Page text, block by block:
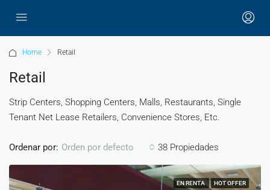
Home Retail
Retail
Strip Centers, Shopping Centers, Malls, Restaurants, Single
Tenant Net Lease Retailers, Convenience Stores, Etc.
38 Propiedades
Ordenar por: Orden por defecto
EN RENTA HOT OFFER